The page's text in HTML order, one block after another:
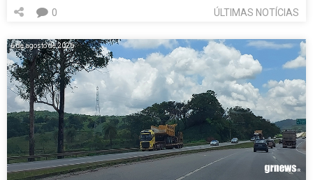
ÚLTIMAS NOTÍCIAS
0
6 de agosto de 2026